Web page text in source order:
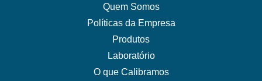
Quem Somos
Políticas da Empresa
Produtos
Laboratório
O que Calibramos